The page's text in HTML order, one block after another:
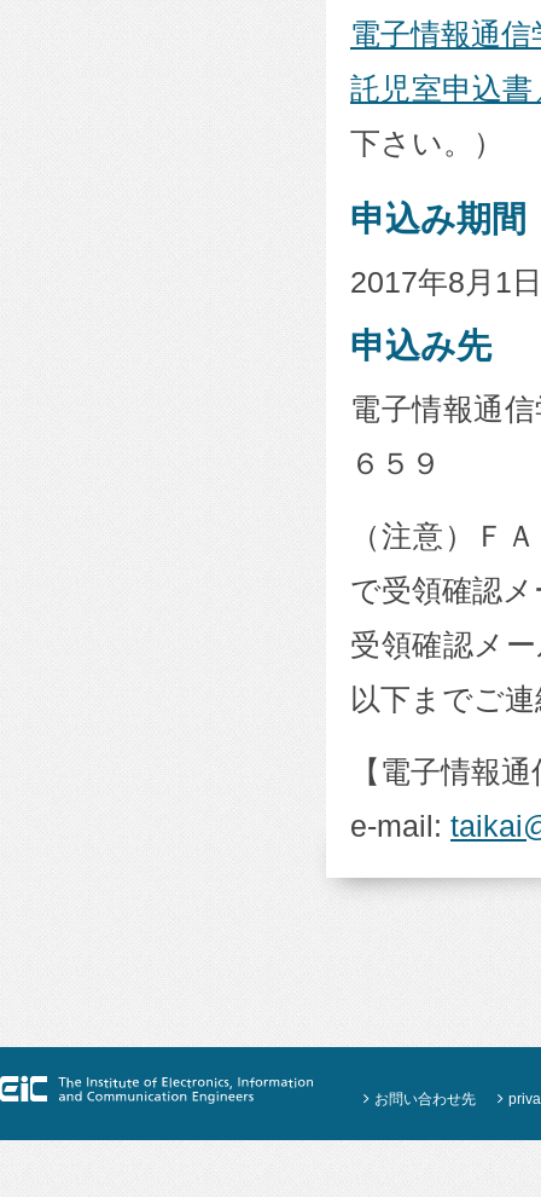
電子情報通
託児室申込
下さい。）
申込み期間
2017年8月1
申込み先
電子情報通
６５９
（注意）Ｆ
で受領確認
受領確認メ
以下までご
【電子情報
e-mail:
お問い合わせ先